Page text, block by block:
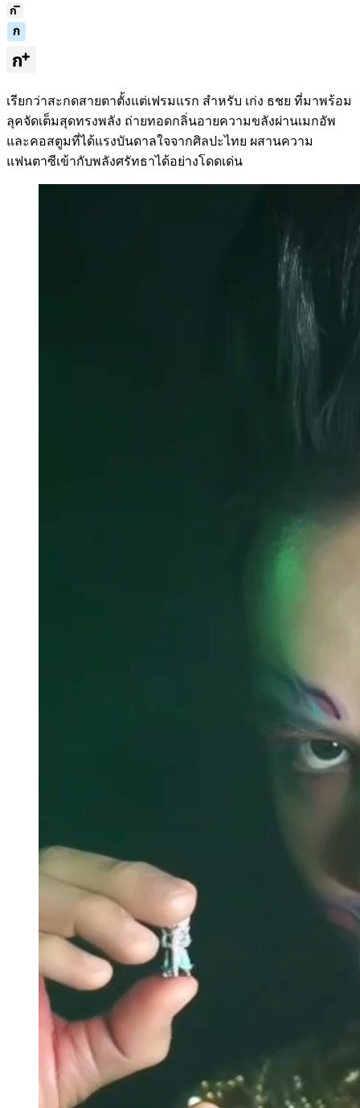
เรียกว่าสะกดสายตาตั้งแต่เฟรมแรก สำหรับ เก่ง ธชย ที่มาพร้อม
ลุคจัดเต็มสุดทรงพลัง ถ่ายทอดกลิ่นอายความขลังผ่านเมกอัพ
และคอสตูมที่ได้แรงบันดาลใจจากศิลปะไทย ผสานความ
แฟนตาซีเข้ากับพลังศรัทธาได้อย่างโดดเด่น